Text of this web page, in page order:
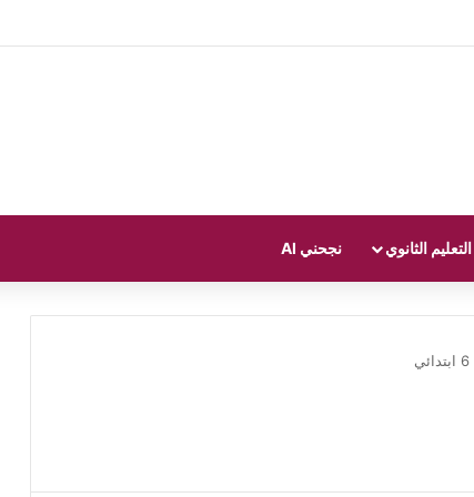
التعليم الثانوي نجحني AI